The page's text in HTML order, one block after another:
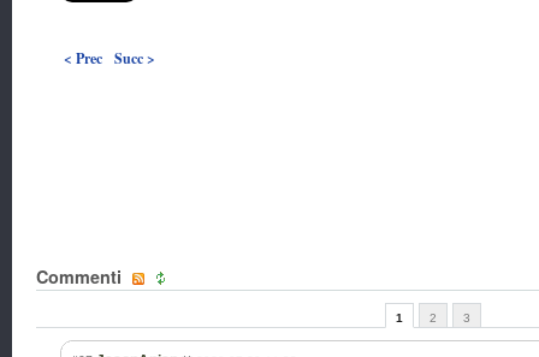
< Prec Succ >
Commenti
1 2 3